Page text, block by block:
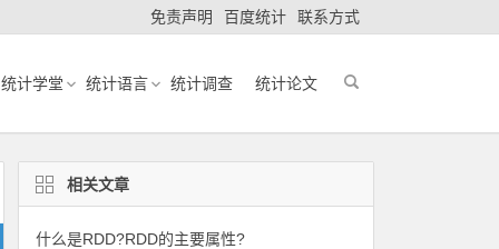
免责声明 百度统计 联系方式
统计学堂 统计语言 统计调查 统计论文
相关文章
什么是RDD?RDD的主要属性?